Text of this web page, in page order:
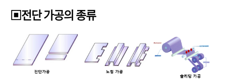
▣전단 가공의 종류